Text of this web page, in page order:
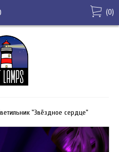
(0)
"Звёздное сердце"